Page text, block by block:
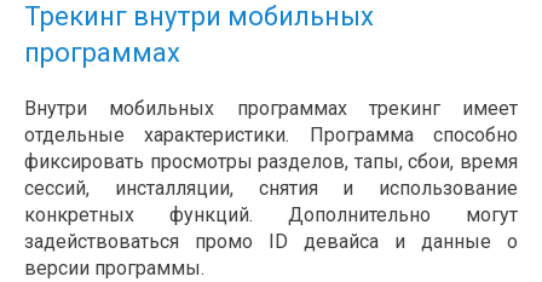
Трекинг внутри мобильных
программах
Внутри мобильных программах трекинг имеет
отдельные характеристики. Программа способно
фиксировать просмотры разделов, тапы, сбои, время
сессий, инсталляции, снятия и использование
конкретных функций. Дополнительно могут
задействоваться промо ID девайса и данные о
версии программы.